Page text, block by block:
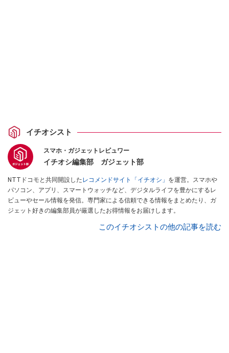
イチオシスト
スマホ・ガジェットレビュワー
イチオシ編集部 ガジェット部
NTTドコモと共同開設したレコメンドサイト「イチオシ」 を運営。スマホや
パソコン、アプリ、スマートウォッチなど、デジタルライフを豊かにするレ
ビューやセール情報を発信。専門家による信頼できる情報をまとめたり、ガ
ジェット好きの編集部員が厳選したお得情報をお届けします。
このイチオシストの他の記事を読む